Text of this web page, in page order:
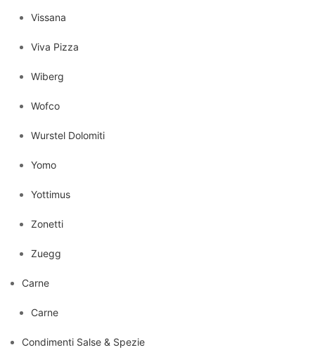
Vissana
Viva Pizza
Wiberg
Wofco
Wurstel Dolomiti
Yomo
Yottimus
Zonetti
Zuegg
Carne
Carne
Condimenti Salse & Spezie